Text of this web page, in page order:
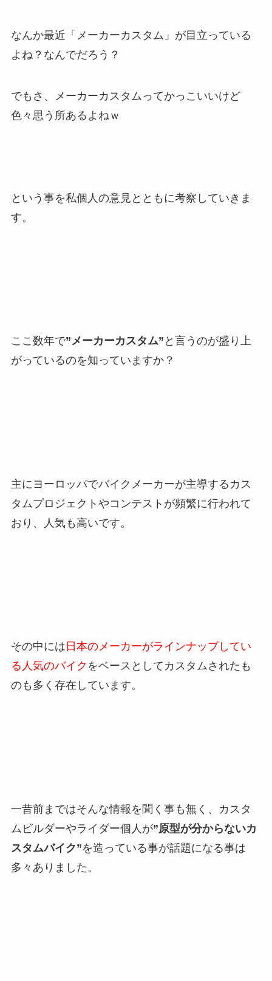
なんか最近「メーカーカスタム」が目立っている
よね？なんでだろう？
でもさ、メーカーカスタムってかっこいいけど
色々思う所あるよねｗ
という事を私個人の意見とともに考察していきま
す。
ここ数年で”メーカーカスタム” と言うのが盛り上
がっているのを知っていますか？
主にヨーロッパでバイクメーカーが主導するカス
タムプロジェクトやコンテストが頻繁に行われて
おり、人気も高いです。
その中には 日本のメーカーがラインナップしてい
る人気のバイク をベースとしてカスタムされたも
のも多く存在しています。
一昔前まではそんな情報を聞く事も無く、カスタ
ムビルダーやライダー個人が”原型が分からないカ
スタムバイク”を造っている事が話題になる事は
多々ありました。